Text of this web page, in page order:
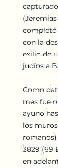
completó
con la
exilio de
judíos a
Como
mes fue
ayuno
los
romanos)
3829 (69
en